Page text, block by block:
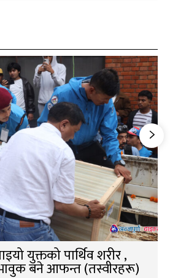
युक्तको पार्थिव शरीर ,
बने आफन्त (तस्वीरहरू)